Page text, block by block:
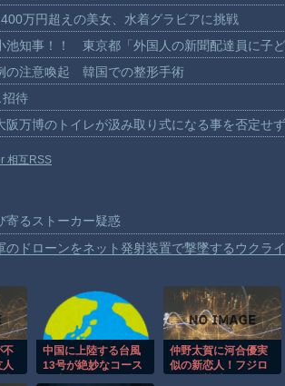
万円超えの美女、水着グラビアに挑戦
知事！！ 東京都「外国人の新聞配達員に子
の注意喚起 韓国での整形手術
招待
阪万博のトイレが汲み取り式になる事を否定せ
相互RSS
寄るストーカー疑惑
のドローンをネット発射装置で撃墜するウクラ
られたな。岐阜の川で外国人が溺れてしまう事
PTSDと診断された当時、世間はまだPTSDと
の仕組みを理解した富山のツバメが賢い。
不
中国に上陸する台風
13号が絶妙なコース
仲野太賀に河合優実
似の新恋人！フジロ